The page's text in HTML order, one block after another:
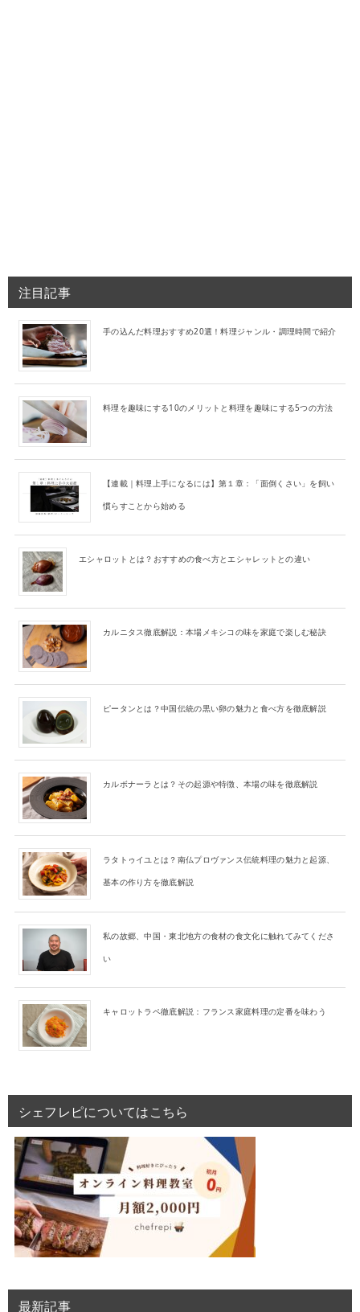
注目記事
手の込んだ料理おすすめ20選！料理ジャンル・調理時間で紹介
料理を趣味にする10のメリットと料理を趣味にする5つの方法
【連載｜料理上手になるには】第１章：「面倒くさい」を飼い
慣らすことから始める
エシャロットとは？おすすめの食べ方とエシャレットとの違い
カルニタス徹底解説：本場メキシコの味を家庭で楽しむ秘訣
ピータンとは？中国伝統の黒い卵の魅力と食べ方を徹底解説
カルボナーラとは？その起源や特徴、本場の味を徹底解説
ラタトゥイユとは？南仏プロヴァンス伝統料理の魅力と起源、
基本の作り方を徹底解説
私の故郷、中国・東北地方の食材の食文化に触れてみてくださ
い
キャロットラペ徹底解説：フランス家庭料理の定番を味わう
シェフレピについてはこちら
最新記事